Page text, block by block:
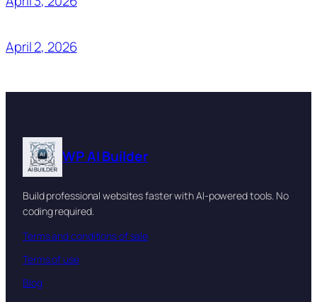
April 2, 2026
WP AI Builder
Build professional websites faster with AI-powered tools. No
coding required.
Terms and conditions of sale
Terms of use
Blog